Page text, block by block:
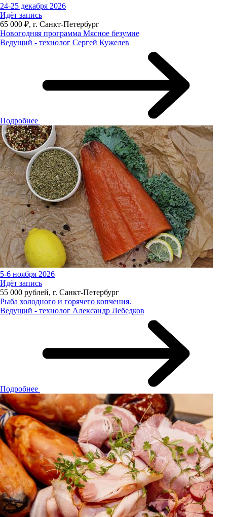
24-25 декабря 2026
Идёт запись
65 000 ₽, г. Санкт-Петербург
Новогодняя программа Мясное безумие
Ведущий - технолог Сергей Кужелев
Подробнее
5-6 ноября 2026
Идёт запись
55 000 рублей, г. Санкт-Петербург
Рыба холодного и горячего копчения.
Ведущий - технолог Александр Лебедков
Подробнее